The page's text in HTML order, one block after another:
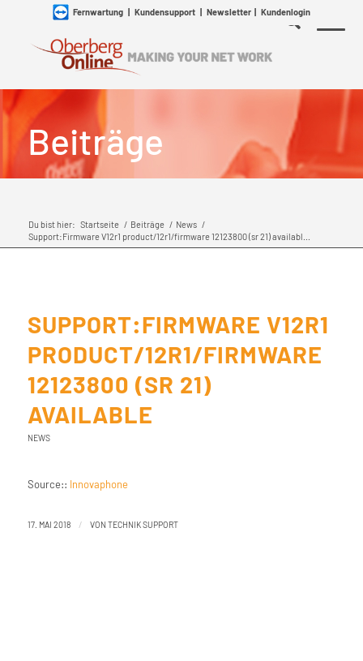
Fernwartung| Kundensupport| Newsletter| Kundenlogin
Beiträge
Du bist hier: Startseite / Beiträge / News /
Support:Firmware V12r1 product/12r1/firmware 12123800 (sr 21) availabl...
SUPPORT:FIRMWARE V12R1
PRODUCT/12R1/FIRMWARE
12123800 (SR 21)
AVAILABLE
NEWS
Source:: Innovaphone
17. MAI 2018 / VON TECHNIK SUPPORT